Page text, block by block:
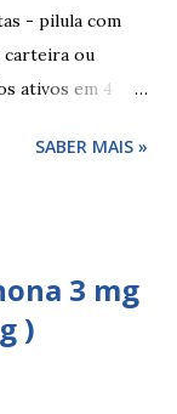
- pilula com
carteira ou
ativos em 4
dienogest 17
valerato de
de valerato
SABER MAIS »
3 mg
)